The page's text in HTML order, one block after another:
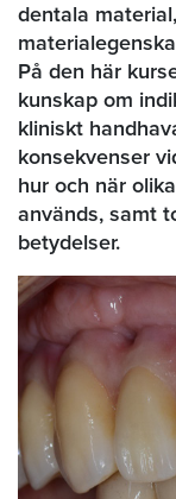
dentala
På den här
kunskap om
kliniskt
konsekvenser
hur och när
används, samt
betydelser.